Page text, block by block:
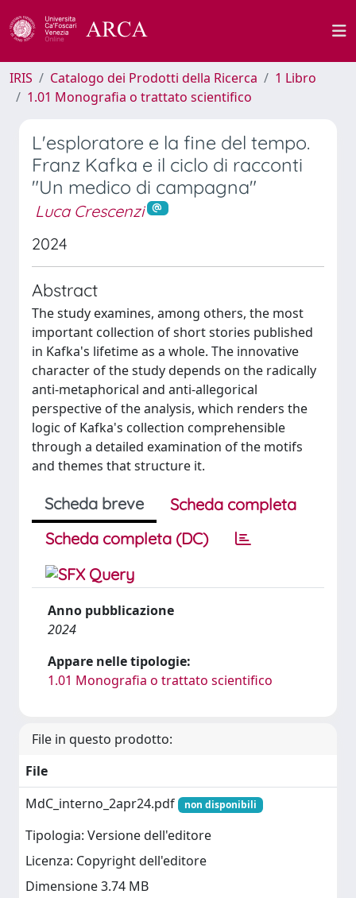
IRIS Catalogo dei Prodotti della Ricerca
1 Libro
1.01 Monografia o trattato scientifico
L'esploratore e la fine del tempo.
Franz Kafka e il ciclo di racconti
"Un medico di campagna"
Luca Crescenzi
2024
Abstract
The study examines, among others, the most
important collection of short stories published
in Kafka's lifetime as a whole. The innovative
character of the study depends on the radically
anti-metaphorical and anti-allegorical
perspective of the analysis, which renders the
logic of Kafka's collection comprehensible
through a detailed examination of the motifs
and themes that structure it.
Scheda breve
Scheda completa
Scheda completa (DC)
Anno pubblicazione
2024
Appare nelle tipologie:
1.01 Monografia o trattato scientifico
File in questo prodotto:
File
MdC_interno_2apr24.pdf
non disponibili
Tipologia: Versione dell'editore
Licenza: Copyright dell'editore
Dimensione 3.74 MB